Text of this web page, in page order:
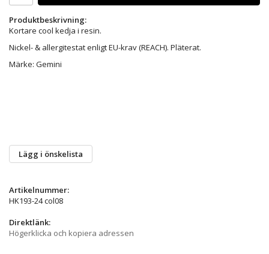
Produktbeskrivning:
Kortare cool kedja i resin.
Nickel- & allergitestat enligt EU-krav (REACH). Pläterat.
Märke: Gemini
Lägg i önskelista
Artikelnummer:
HK193-24 col08
Direktlänk:
Högerklicka och kopiera adressen